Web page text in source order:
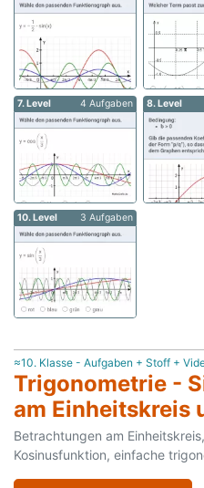
7. Level 4 Aufgaben 8. Level
10. Level 3 Aufgaben
≈10. Klasse - Aufgaben + Stoff +
Trigonometrie -
am Einheitskreis
Betrachtungen am
Kosinusfunktion, einfache